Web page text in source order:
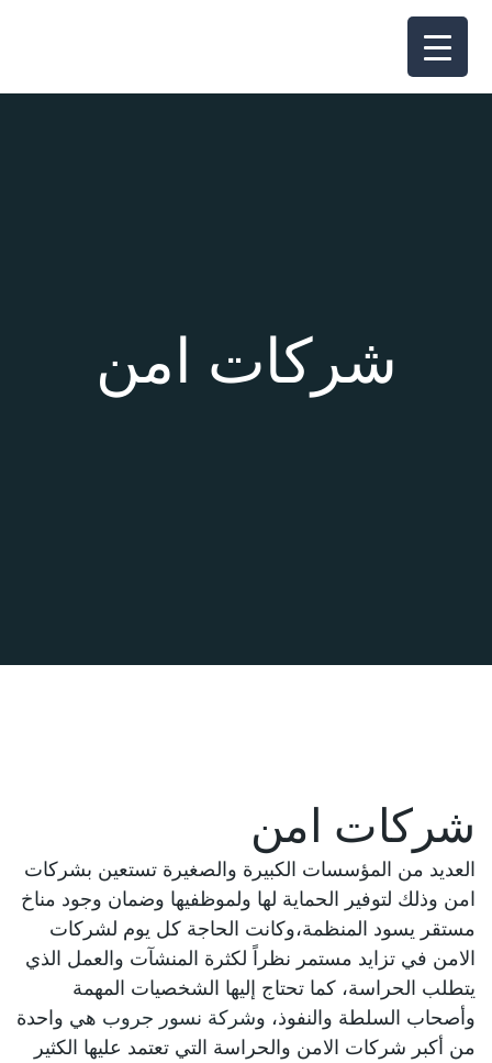
شركات امن
شركات امن
العديد من المؤسسات الكبيرة والصغيرة تستعين بشركات
امن وذلك لتوفير الحماية لها ولموظفيها وضمان وجود مناخ
مستقر يسود المنظمة،وكانت الحاجة كل يوم لشركات
الامن في تزايد مستمر نظراً لكثرة المنشآت والعمل الذي
يتطلب الحراسة، كما تحتاج إليها الشخصيات المهمة
وأصحاب السلطة والنفوذ، وشركة نسور جروب هي واحدة
من أكبر شركات الامن والحراسة التي تعتمد عليها الكثير